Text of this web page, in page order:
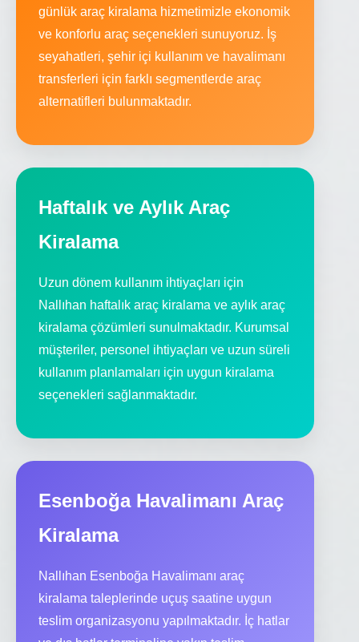
günlük araç kiralama hizmetimizle ekonomik
ve konforlu araç seçenekleri sunuyoruz. İş
seyahatleri, şehir içi kullanım ve havalimanı
transferleri için farklı segmentlerde araç
alternatifleri bulunmaktadır.
Haftalık ve Aylık Araç
Kiralama
Uzun dönem kullanım ihtiyaçları için
Nallıhan haftalık araç kiralama ve aylık araç
kiralama çözümleri sunulmaktadır. Kurumsal
müşteriler, personel ihtiyaçları ve uzun süreli
kullanım planlamaları için uygun kiralama
seçenekleri sağlanmaktadır.
Esenboğa Havalimanı Araç
Kiralama
Nallıhan Esenboğa Havalimanı araç
kiralama taleplerinde uçuş saatine uygun
teslim organizasyonu yapılmaktadır. İç hatlar